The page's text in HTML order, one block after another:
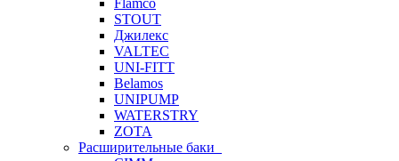
Flamco
STOUT
Джилекс
VALTEC
UNI-FITT
Belamos
UNIPUMP
WATERSTRY
ZOTA
Расширительные баки